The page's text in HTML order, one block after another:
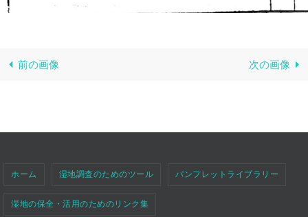
前の画像 次の画像
ホーム 湿地調査のためのツール パンフレットライブラリー
湿地の保全・活用のためのリンク集